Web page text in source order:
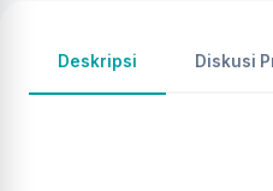
Deskripsi Diskusi